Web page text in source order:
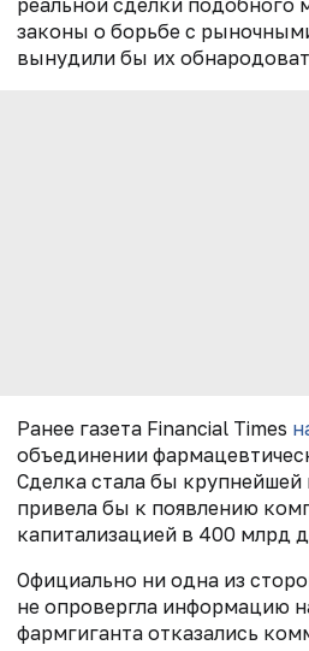
законы о борьбе с
вынудили бы их
Ранее газета Financial Times
объединении
Сделка стала бы крупнейшей
привела бы к появлению
капитализацией в 400 млрд
Официально ни одна из
не опровергла информацию
фармгиганта отказались